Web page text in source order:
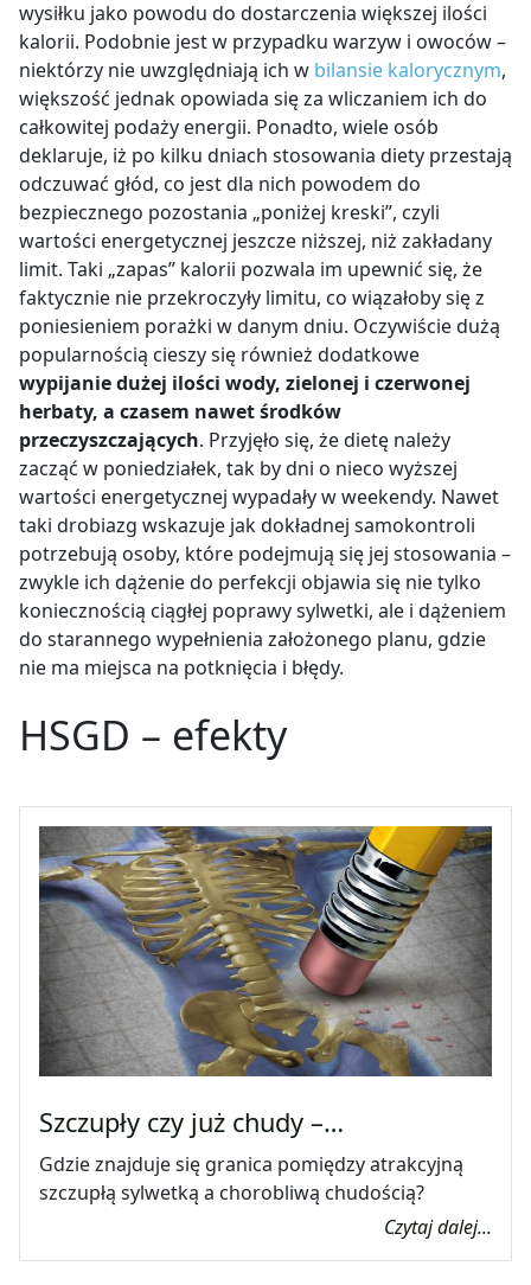
wysiłku jako powodu do dostarczenia większej ilości
kalorii. Podobnie jest w przypadku warzyw i owoców –
niektórzy nie uwzględniają ich w bilansie kalorycznym,
większość jednak opowiada się za wliczaniem ich do
całkowitej podaży energii. Ponadto, wiele osób
deklaruje, iż po kilku dniach stosowania diety przestają
odczuwać głód, co jest dla nich powodem do
bezpiecznego pozostania „poniżej kreski”, czyli
wartości energetycznej jeszcze niższej, niż zakładany
limit. Taki „zapas” kalorii pozwala im upewnić się, że
faktycznie nie przekroczyły limitu, co wiązałoby się z
poniesieniem porażki w danym dniu. Oczywiście dużą
popularnością cieszy się również dodatkowe
wypijanie dużej ilości wody, zielonej i czerwonej
herbaty, a czasem nawet środków
przeczyszczających. Przyjęło się, że dietę należy
zacząć w poniedziałek, tak by dni o nieco wyższej
wartości energetycznej wypadały w weekendy. Nawet
taki drobiazg wskazuje jak dokładnej samokontroli
potrzebują osoby, które podejmują się jej stosowania –
zwykle ich dążenie do perfekcji objawia się nie tylko
koniecznością ciągłej poprawy sylwetki, ale i dążeniem
do starannego wypełnienia założonego planu, gdzie
nie ma miejsca na potknięcia i błędy.
HSGD – efekty
Szczupły czy już chudy –…
Gdzie znajduje się granica pomiędzy atrakcyjną
szczupłą sylwetką a chorobliwą chudością?
Czytaj dalej...